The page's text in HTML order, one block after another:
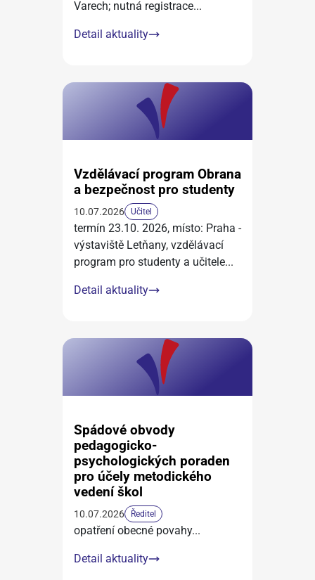
Varech; nutná registrace...
Detail aktuality
Vzdělávací program Obrana
a bezpečnost pro studenty
10.07.2026 Učitel
termín 23.10. 2026, místo: Praha -
výstaviště Letňany, vzdělávací
program pro studenty a učitele...
Detail aktuality
Spádové obvody
pedagogicko-
psychologických poraden
pro účely metodického
vedení škol
10.07.2026 Ředitel
opatření obecné povahy...
Detail aktuality